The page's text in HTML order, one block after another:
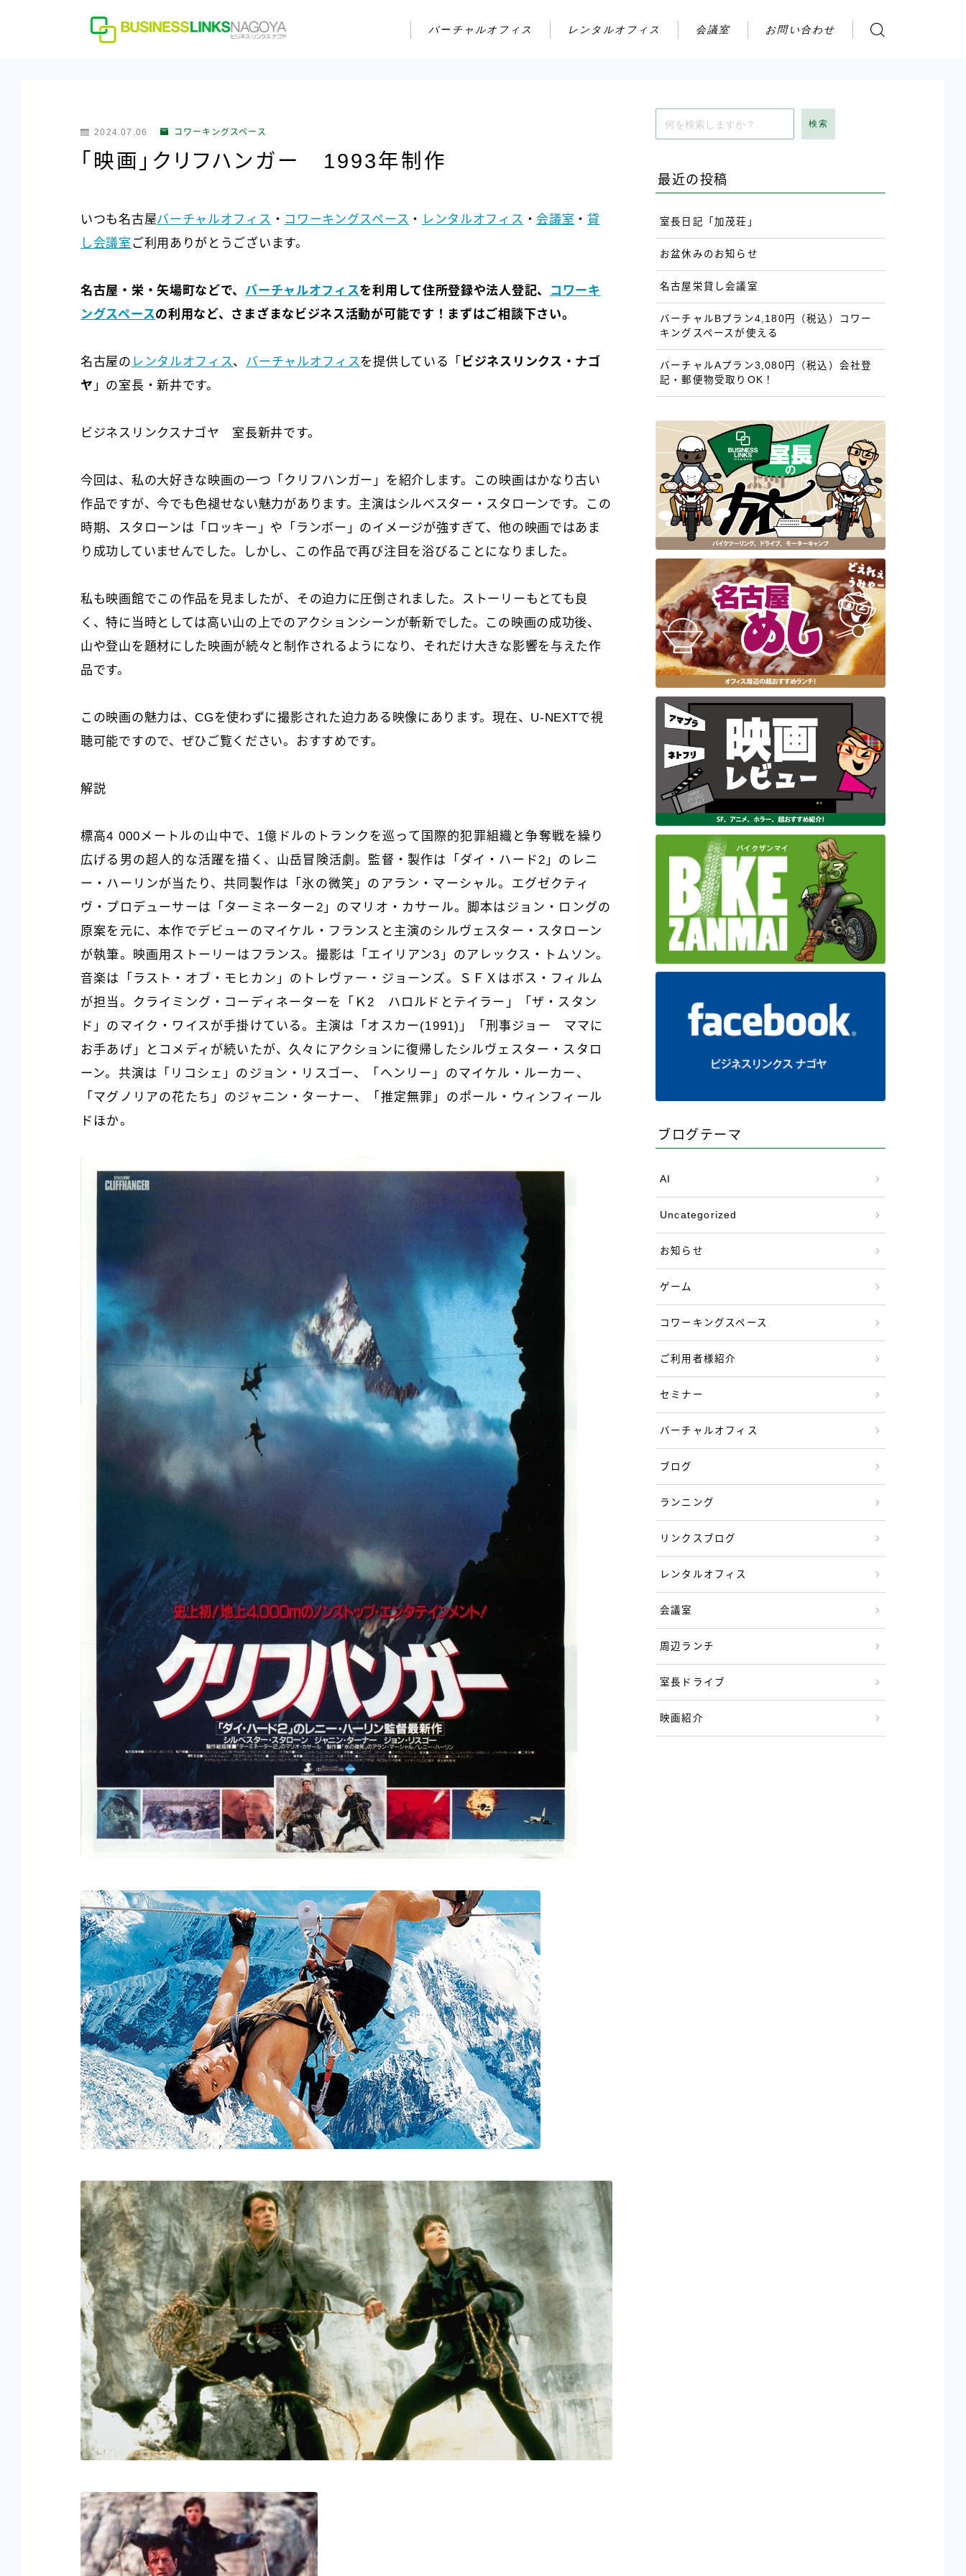
バーチャルオフィス レンタルオフィス 会議室 お問い合わせ
アクセス
2024.07.06 コワーキングスペース
「映画」クリフハンガー 1993年制作
いつも名古屋バーチャルオフィス ・ コワーキングスペース ・ レンタルオフィス ・会議室 ・貸
し会議室 ご利用ありがとうございます。
名古屋・栄・矢場町などで、バーチャルオフィスを利用して住所登録や法人登記、
コワーキ
ングスペースの利用など、さまざまなビジネス活動が可能です！まずはご相談下さい。
名古屋の レンタルオフィス、 バーチャルオフィスを提供している「 ビジネスリンクス・ナゴ
ヤ 」の室長・新井です。
ビジネスリンクスナゴヤ 室長新井です。
今回は、私の大好きな映画の一つ「クリフハンガー」を紹介します。この映画はかなり古い
作品ですが、今でも色褪せない魅力があります。主演はシルベスター・スタローンです。この
時期、スタローンは「ロッキー」や「ランボー」のイメージが強すぎて、他の映画ではあま
り成功していませんでした。しかし、この作品で再び注目を浴びることになりました。
私も映画館でこの作品を見ましたが、その迫力に圧倒されました。ストーリーもとても良
く、特に当時としては高い山の上でのアクションシーンが斬新でした。この映画の成功後、
山や登山を題材にした映画が続々と制作されるようになり、それだけ大きな影響を与えた作
品です。
この映画の魅力は、CGを使わずに撮影された迫力ある映像にあります。現在、U-NEXTで視
聴可能ですので、ぜひご覧ください。おすすめです。
解説
標高4 000メートルの山中で、1億ドルのトランクを巡って国際的犯罪組織と争奪戦を繰り
広げる男の超人的な活躍を描く、山岳冒険活劇。監督・製作は「ダイ・ハード2」のレニ
ー・ハーリンが当たり、共同製作は「氷の微笑」のアラン・マーシャル。エグゼクティ
ヴ・プロデューサーは「ターミネーター2」のマリオ・カサール。脚本はジョン・ロングの
原案を元に、本作でデビューのマイケル・フランスと主演のシルヴェスター・スタローン
が執筆。映画用ストーリーはフランス。撮影は「エイリアン3」のアレックス・トムソン。
音楽は「ラスト・オブ・モヒカン」のトレヴァー・ジョーンズ。ＳＦＸはボス・フィルム
が担当。クライミング・コーディネーターを「Ｋ2 ハロルドとテイラー」「ザ・スタン
ド」のマイク・ワイスが手掛けている。主演は「オスカー(1991)」「刑事ジョー ママに
お手あげ」とコメディが続いたが、久々にアクションに復帰したシルヴェスター・スタロ
ーン。共演は「リコシェ」のジョン・リスゴー、「ヘンリー」のマイケル・ルーカー、
「マグノリアの花たち」のジャニン・ターナー、「推定無罪」のポール・ウィンフィール
ドほか。
検索
最近の投稿
室長日記「加茂荘」
お盆休みのお知らせ
名古屋栄貸し会議室
バーチャルBプラン4,180円（税込）コワー
キングスペースが使える
バーチャルAプラン3,080円（税込）会社登
記・郵便物受取りOK！
ブログテーマ
AI
Uncategorized
お知らせ
ゲーム
コワーキングスペース
ご利用者様紹介
セミナー
バーチャルオフィス
ブログ
ランニング
リンクスブログ
レンタルオフィス
会議室
周辺ランチ
室長ドライブ
映画紹介